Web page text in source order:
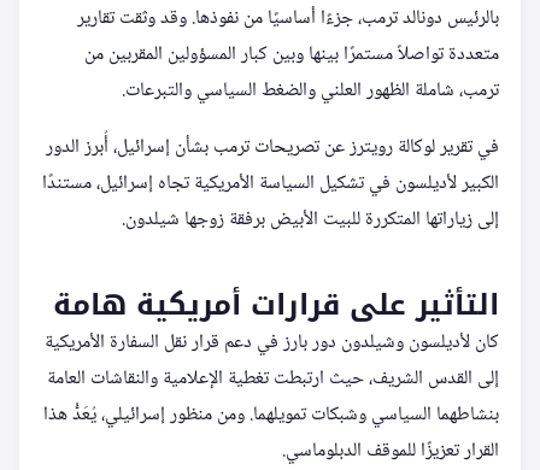
بالرئيس دونالد ترمب، جزءًا أساسيًا من نفوذها. وقد وثقت تقارير
متعددة تواصلاً مستمرًا بينها وبين كبار المسؤولين المقربين من
ترمب، شاملة الظهور العلني والضغط السياسي والتبرعات.
في تقرير لوكالة رويترز عن تصريحات ترمب بشأن إسرائيل، أُبرز الدور
الكبير لأديلسون في تشكيل السياسة الأمريكية تجاه إسرائيل، مستندًا
إلى زياراتها المتكررة للبيت الأبيض برفقة زوجها شيلدون.
التأثير على قرارات أمريكية هامة
كان لأديلسون وشيلدون دور بارز في دعم قرار نقل السفارة الأمريكية
إلى القدس الشريف، حيث ارتبطت تغطية الإعلامية والنقاشات العامة
بنشاطهما السياسي وشبكات تمويلهما. ومن منظور إسرائيلي، يُعَدُّ هذا
القرار تعزيزًا للموقف الدبلوماسي.